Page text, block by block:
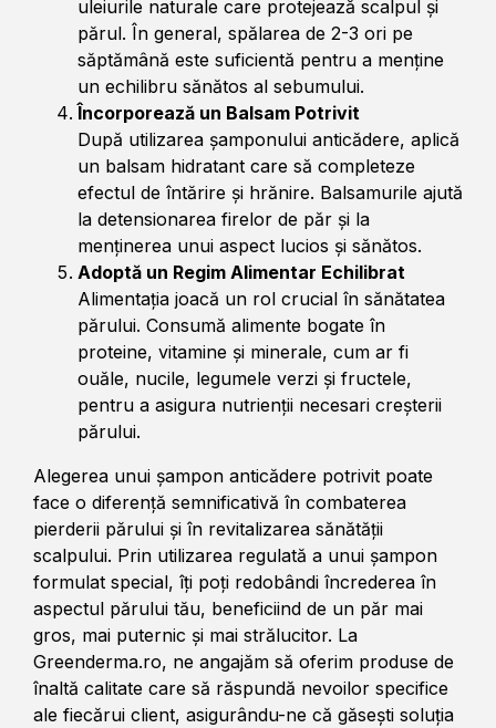
uleiurile naturale care protejează scalpul și
părul. În general, spălarea de 2-3 ori pe
săptămână este suficientă pentru a menține
un echilibru sănătos al sebumului.
Încorporează un Balsam Potrivit
După utilizarea șamponului anticădere, aplică
un balsam hidratant care să completeze
efectul de întărire și hrănire. Balsamurile ajută
la detensionarea firelor de păr și la
menținerea unui aspect lucios și sănătos.
Adoptă un Regim Alimentar Echilibrat
Alimentația joacă un rol crucial în sănătatea
părului. Consumă alimente bogate în
proteine, vitamine și minerale, cum ar fi
ouăle, nucile, legumele verzi și fructele,
pentru a asigura nutrienții necesari creșterii
părului.
Alegerea unui șampon anticădere potrivit poate
face o diferență semnificativă în combaterea
pierderii părului și în revitalizarea sănătății
scalpului. Prin utilizarea regulată a unui șampon
formulat special, îți poți redobândi încrederea în
aspectul părului tău, beneficiind de un păr mai
gros, mai puternic și mai strălucitor. La
Greenderma.ro, ne angajăm să oferim produse de
înaltă calitate care să răspundă nevoilor specifice
ale fiecărui client, asigurându-ne că găsești soluția